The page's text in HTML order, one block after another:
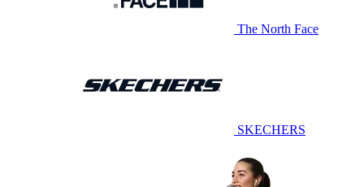
The North Face
SKECHERS